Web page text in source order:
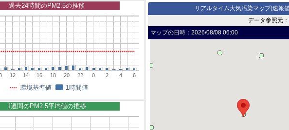
12 14 16 18 20 22 0 2 4 6
過去24時間のPM2.5の推移
環境基準値 1時間値
1週間のPM2.5平均値の推移
リアルタイム大気汚染マップ(速報
データ参照元：
マップの日時： 2026/08/08 06:00